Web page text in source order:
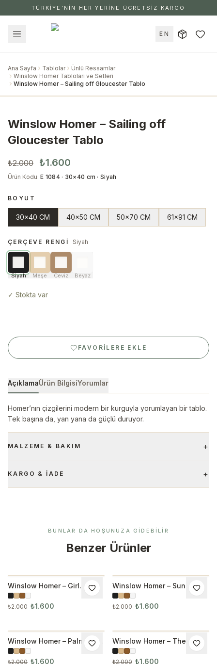
TÜRKİYE'NİN HER YERİNE ÜCRETSİZ KARGO
EN
Ana Sayfa Tablolar
Ünlü Ressamlar
Winslow Homer Tabloları ve Setleri
Winslow Homer – Sailing off Gloucester Tablo
Winslow Homer – Sailing off
Gloucester Tablo
₺2.000 ₺1.600
Ürün Kodu: E 1084 · 30×40 cm · Siyah
BOYUT
30x40 CM 40x50 CM 50x70 CM 61x91 CM
ÇERÇEVE RENGI Siyah
Siyah Meşe Ceviz Beyaz
✓ Stokta var
FAVORILERE EKLE
AçıklamaÜrün BilgisiYorumlar
Homer’nın çizgilerini modern bir kurguyla yorumlayan bir tablo.
Tek başına da, yan yana da güçlü duruyor.
MALZEME & BAKIM +
KARGO & İADE +
BUNLAR DA HOŞUNUZA GIDEBILIR
Benzer Ürünler
İNDIRIM
Winslow Homer – Girl
Picking Apple Tablo
₺2.000 ₺1.600
İNDIRIM
Winslow Homer – Sunlight
and Shadow Tablo
₺2.000 ₺1.600
İNDIRIM
Winslow Homer – Palm Tree
Nassau Tablo
₺2.000 ₺1.600
İNDIRIM
Winslow Homer – The
Buccaneers Tablo
₺2.000 ₺1.600